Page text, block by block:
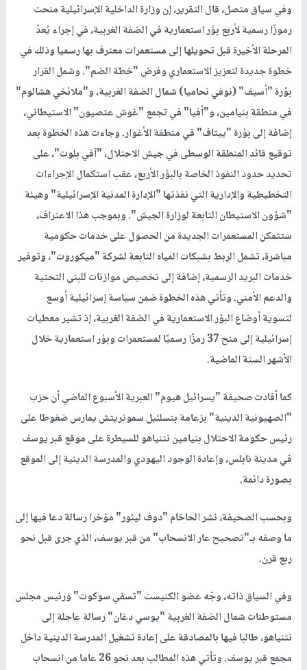
وفي سياق متصل، قال التقرير، إن وزارة الداخلية الإسرائيلية منحت
رموزًا رسمية لأربع بؤر استعمارية في الضفة الغربية، في إجراء يُعدّ
المرحلة الأخيرة قبل تحويلها إلى مستعمرات معترف بها رسميا وذلك في
خطوة جديدة لتعزيز الاستعماري وفرض "خطة الضم". وشمل القرار
بؤرة "أسيف" (نوفي نحاميا) شمال الضفة الغربية، و"ملائخي هشالوم"
في منطقة بنيامين، و"أفيا" في تجمع "غوش عتصيون" الاستيطاني،
إضافة إلى بؤرة "ييتاف" في منطقة الأغوار. وجاءت هذه الخطوة بعد
توقيع قائد المنطقة الوسطى في جيش الاحتلال، "آفي بلوت"، على
تحديد حدود النفوذ الخاصة بالبؤر الأربع، عقب استكمال الإجراءات
التخطيطية والإدارية التي نفذتها "الإدارة المدنية الإسرائيلية" وهيئة
"شؤون الاستيطان التابعة لوزارة الجيش". وبموجب هذا الاعتراف،
ستتمكن المستعمرات الجديدة من الحصول على خدمات حكومية
مباشرة، تشمل الربط بشبكات المياه التابعة لشركة "ميكوروت"، وتوفير
خدمات البريد الرسمية، إضافة إلى تخصيص موازنات للبنى التحتية
والدعم الأمني. وتأتي هذه الخطوة ضمن سياسة إسرائيلية أوسع
لتسوية أوضاع البؤر الاستعمارية في الضفة الغربية، إذ تشير معطيات
إسرائيلية إلى منح 37 رمزًا رسميًا لمستعمرات وبؤر استعمارية خلال
الأشهر الستة الماضية.
كما أفادت صحيفة "يسرائيل هيوم" العبرية الأسبوع الماضي أن حزب
"الصهيونية الدينية" بزعامة بتسلئيل سموتريتش يمارس ضغوطا على
رئيس حكومة الاحتلال بنيامين نتنياهو للسيطرة على موقع قبر يوسف
في مدينة نابلس، وإعادة الوجود اليهودي والمدرسة الدينية إلى الموقع
بصورة دائمة.
وبحسب الصحيفة، نشر الحاخام "دوف ليئور" مؤخرا رسالة دعا فيها إلى
ما وصفه بـ"تصحيح عار الانسحاب" من قبر يوسف، الذي جرى قبل نحو
ربع قرن.
وفي السياق ذاته، وجّه عضو الكنيست "تسفي سوكوت" ورئيس مجلس
مستوطنات شمال الضفة الغربية "يوسي دغان" رسالة عاجلة إلى
نتنياهو، طالبا فيها بالمصادقة على إعادة تشغيل المدرسة الدينية داخل
مجمع قبر يوسف. وتأتي هذه المطالب بعد نحو 26 عاما من انسحاب